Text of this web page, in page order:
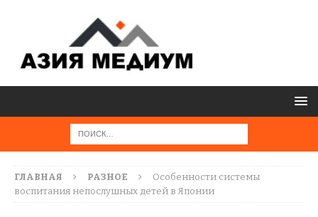
ГЛАВНАЯ РАЗНОЕ
Особенности системы
воспитания непослушных детей в Японии